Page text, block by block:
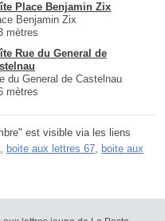
Place Benjamin Zix
Benjamin Zix
mètres
Rue du General de
du General de Castelnau
mètres
est visible via les liens
, boite aux lettres 67, boite aux